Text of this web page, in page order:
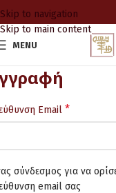
Skip to navigation
Skip to main content
MENU
Email *
σύνδεσμος για να
email σας